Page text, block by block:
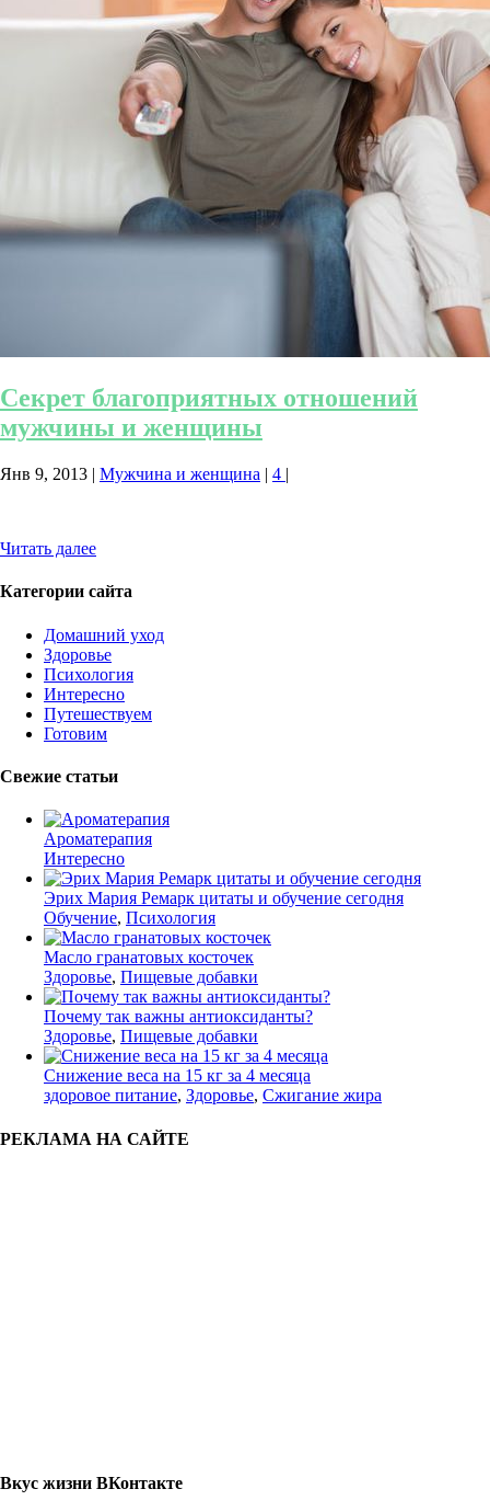
Секрет благоприятных отношений
мужчины и женщины
Янв 9, 2013 | Мужчина и женщина | 4 |
Читать далее
Категории сайта
Домашний уход
Здоровье
Психология
Интересно
Путешествуем
Готовим
Свежие статьи
Ароматерапия
Интересно
Эрих Мария Ремарк цитаты и обучение сегодня
Обучение, Психология
Масло гранатовых косточек
Здоровье, Пищевые добавки
Почему так важны антиоксиданты?
Здоровье, Пищевые добавки
Снижение веса на 15 кг за 4 месяца
здоровое питание, Здоровье, Сжигание жира
РЕКЛАМА НА САЙТЕ
Вкус жизни ВКонтакте